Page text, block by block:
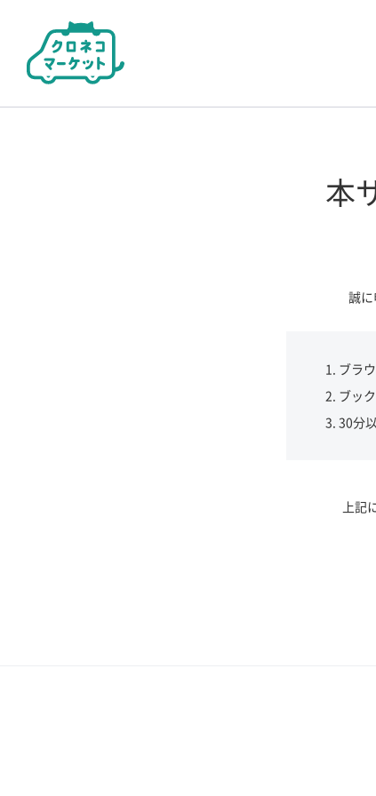
本
誠に
ブラ
ブッ
30分
上記